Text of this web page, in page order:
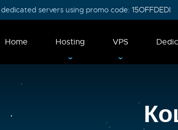
servers using promo code: 15OFFDEDI
Home Hosting VPS